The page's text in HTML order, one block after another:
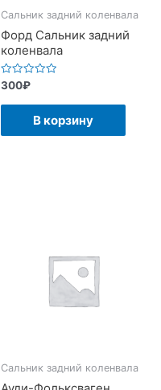
Сальник задний коленвала
Форд Сальник задний
коленвала
Оценка
из
300₽
В корзину
Сальник задний коленвала